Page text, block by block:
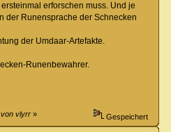
erforschen muss. Und je
der Runensprache der Schnecken
der Umdaar-Artefakte.
Runenbewahrer.
von vlyrr » Gespeichert